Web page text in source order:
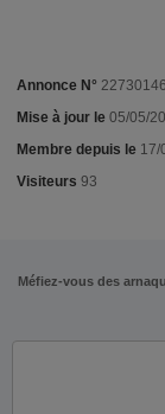
Annonce N°
Mise à jour le 05/05/
Membre depuis le 17/
Visiteurs 93
Méfiez-vous des